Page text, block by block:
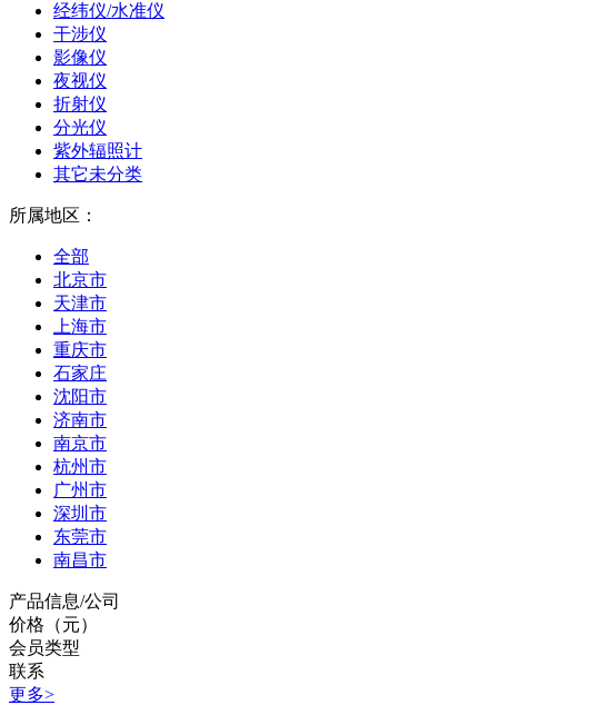
经纬仪/水准仪
干涉仪
影像仪
夜视仪
折射仪
分光仪
紫外辐照计
其它未分类
所属地区：
全部
北京市
天津市
上海市
重庆市
石家庄
沈阳市
济南市
南京市
杭州市
广州市
深圳市
东莞市
南昌市
产品信息/公司
价格（元）
会员类型
联系
更多>